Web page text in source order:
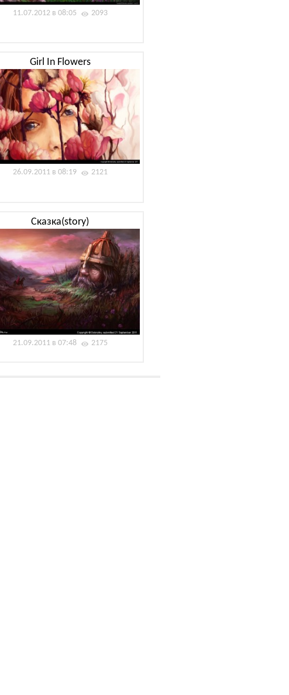
11.07.2012 в 08:05 2093
Girl In Flowers
26.09.2011 в 08:19 2121
Сказка(story)
21.09.2011 в 07:48 2175